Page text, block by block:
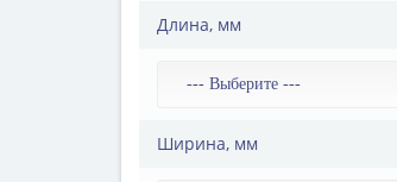
Длина, мм
Ширина, мм